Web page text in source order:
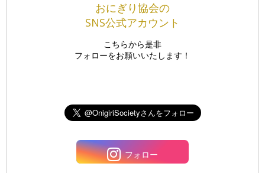
おにぎり協会の
SNS公式アカウント
こちらから是非
フォローをお願いいたします！
フォロー